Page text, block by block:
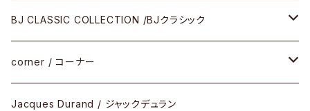
メガネ
サングラス
アパレル
BJ CLASSIC COLLECTION /BJクラシック
CELLULOID（CRAFTSMAN EDITION）
SHINBARI（CRAFTSMAN EDITION）
corner / コーナー
リサーチシリーズ
Jacques Durand / ジャックデュラン